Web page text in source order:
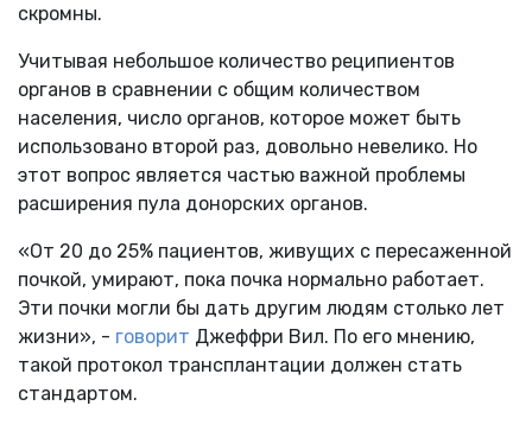
скромны.
Учитывая небольшое количество реципиентов
органов в сравнении с общим количеством
населения, число органов, которое может быть
использовано второй раз, довольно невелико. Но
этот вопрос является частью важной проблемы
расширения пула донорских органов.
«От 20 до 25% пациентов, живущих с пересаженной
почкой, умирают, пока почка нормально работает.
Эти почки могли бы дать другим людям столько лет
жизни», - говорит Джеффри Вил. По его мнению,
такой протокол трансплантации должен стать
стандартом.